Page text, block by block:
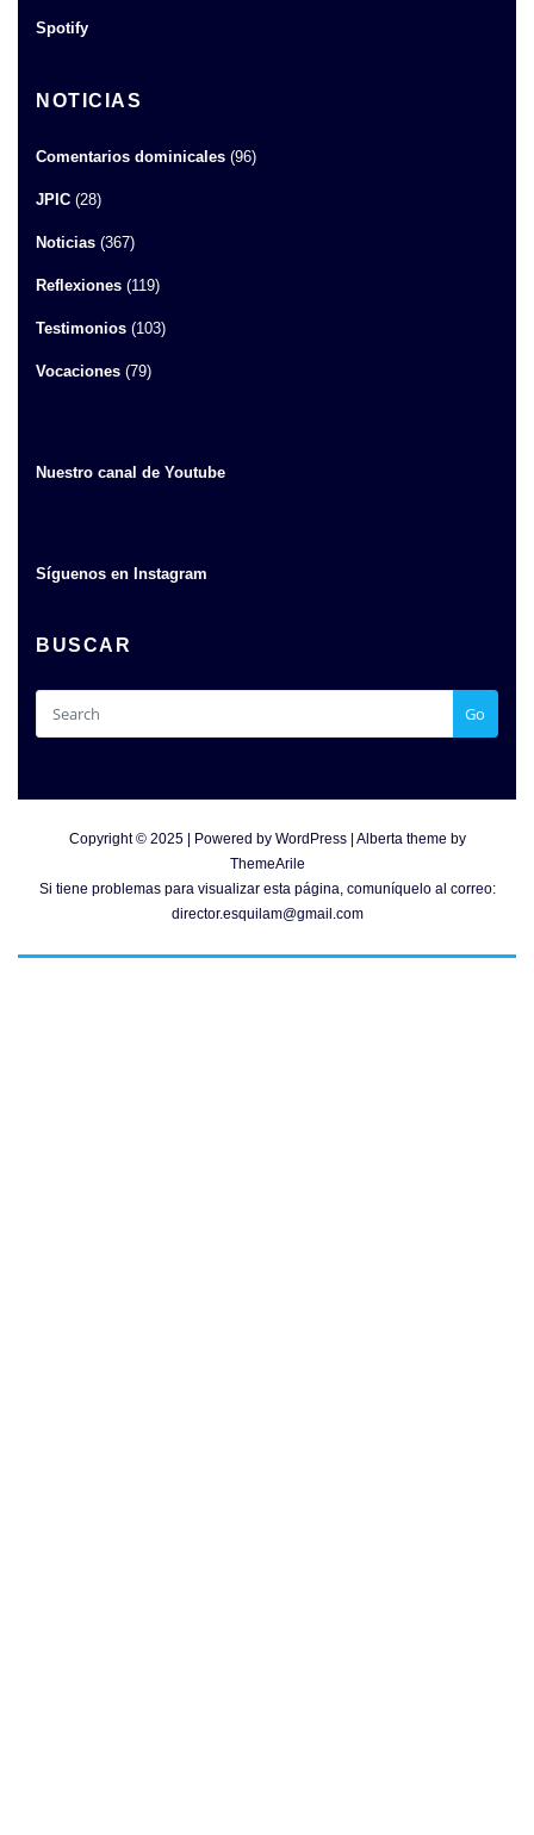
Spotify
NOTICIAS
Comentarios dominicales (96)
JPIC (28)
Noticias (367)
Reflexiones (119)
Testimonios (103)
Vocaciones (79)
Nuestro canal de Youtube
Síguenos en Instagram
BUSCAR
Go
Copyright © 2025 | Powered by WordPress
Alberta theme by
ThemeArile
Si tiene problemas para visualizar esta página, comuníquelo al correo:
director.esquilam@gmail.com